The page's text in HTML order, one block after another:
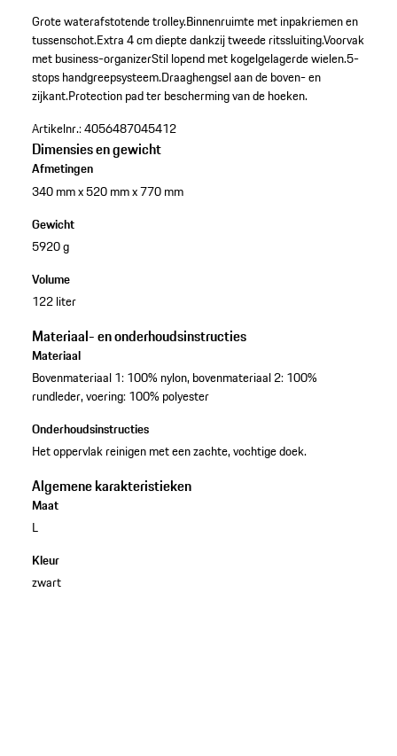
Grote waterafstotende trolley.Binnenruimte met inpakriemen en
tussenschot.Extra 4 cm diepte dankzij tweede ritssluiting.Voorvak
met business-organizerStil lopend met kogelgelagerde wielen.5-
stops handgreepsysteem.Draaghengsel aan de boven- en
zijkant.Protection pad ter bescherming van de hoeken.
Artikelnr.:4056487045412
Dimensies en gewicht
Afmetingen
340 mm x 520 mm x 770 mm
Gewicht
5920 g
Volume
122 liter
Materiaal- en onderhoudsinstructies
Materiaal
Bovenmateriaal 1: 100% nylon, bovenmateriaal 2: 100%
rundleder, voering: 100% polyester
Onderhoudsinstructies
Het oppervlak reinigen met een zachte, vochtige doek.
Algemene karakteristieken
Maat
L
Kleur
zwart